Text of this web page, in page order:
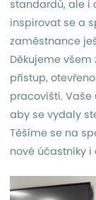
standardů, ale i
inspirovat se a
zaměstnance
Děkujeme
přístup,
pracovišti.
aby se vydaly
Těšíme se na
nové účastníky